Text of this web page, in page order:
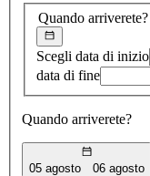
Quando arriverete?
Scegli data di inizio
data di fine
Quando arriverete?
05 agosto 06 agosto